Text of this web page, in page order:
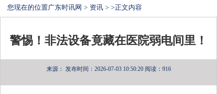
您现在的位置广东时讯网 > 资讯 > >正文内容
警惕！非法设备竟藏在医院弱电间里！
来源： 发布时间：2026-07-03 10:50:20 阅读：916